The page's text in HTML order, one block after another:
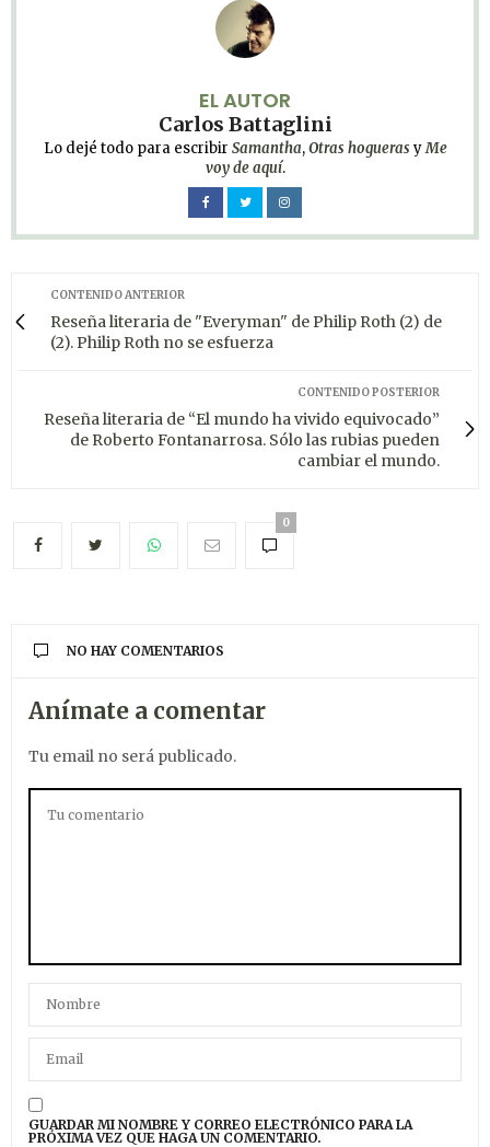
EL AUTOR
Carlos Battaglini
Lo dejé todo para escribir Samantha,Otras hogueras yMe
voy de aquí.
CONTENIDO ANTERIOR
Reseña literaria de "Everyman" de Philip Roth (2) de
(2). Philip Roth no se esfuerza
CONTENIDO POSTERIOR
Reseña literaria de “El mundo ha vivido equivocado”
de Roberto Fontanarrosa. Sólo las rubias pueden
cambiar el mundo.
0
NO HAY COMENTARIOS
Anímate a comentar
Tu email no será publicado.
GUARDAR MI NOMBRE Y CORREO ELECTRÓNICO PARA LA
PRÓXIMA VEZ QUE HAGA UN COMENTARIO.